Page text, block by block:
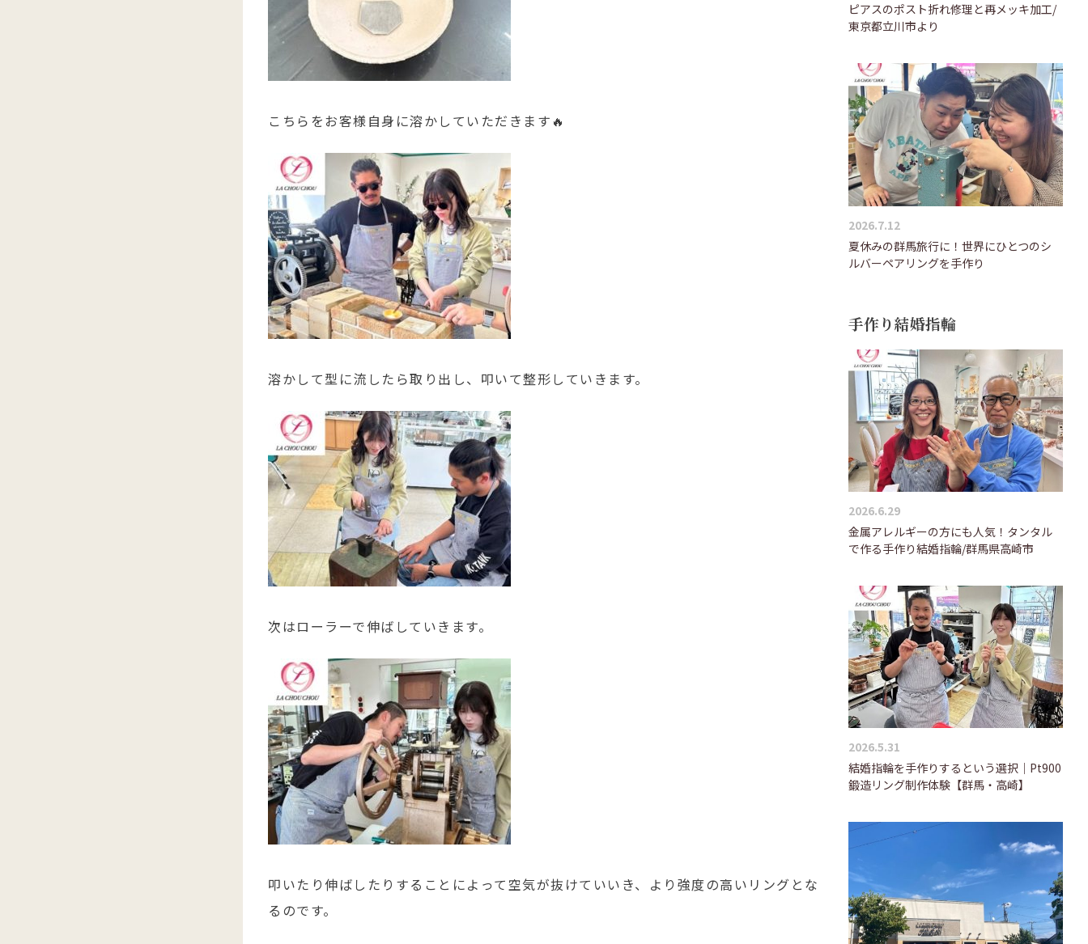
こちらをお客様自身に溶かしていただきます🔥
溶かして型に流したら取り出し、叩いて整形していきます。
次はローラーで伸ばしていきます。
叩いたり伸ばしたりすることによって空気が抜けていいき、より強度の高いリングとな
るのです。
ピアスのポスト折れ修理と再メッキ加工/
東京都立川市より
2026.7.12
夏休みの群馬旅行に！世界にひとつのシ
ルバーペアリングを手作り
手作り結婚指輪
2026.6.29
金属アレルギーの方にも人気！タンタル
で作る手作り結婚指輪/群馬県高崎市
2026.5.31
結婚指輪を手作りするという選択｜Pt900
鍛造リング制作体験【群馬・高崎】